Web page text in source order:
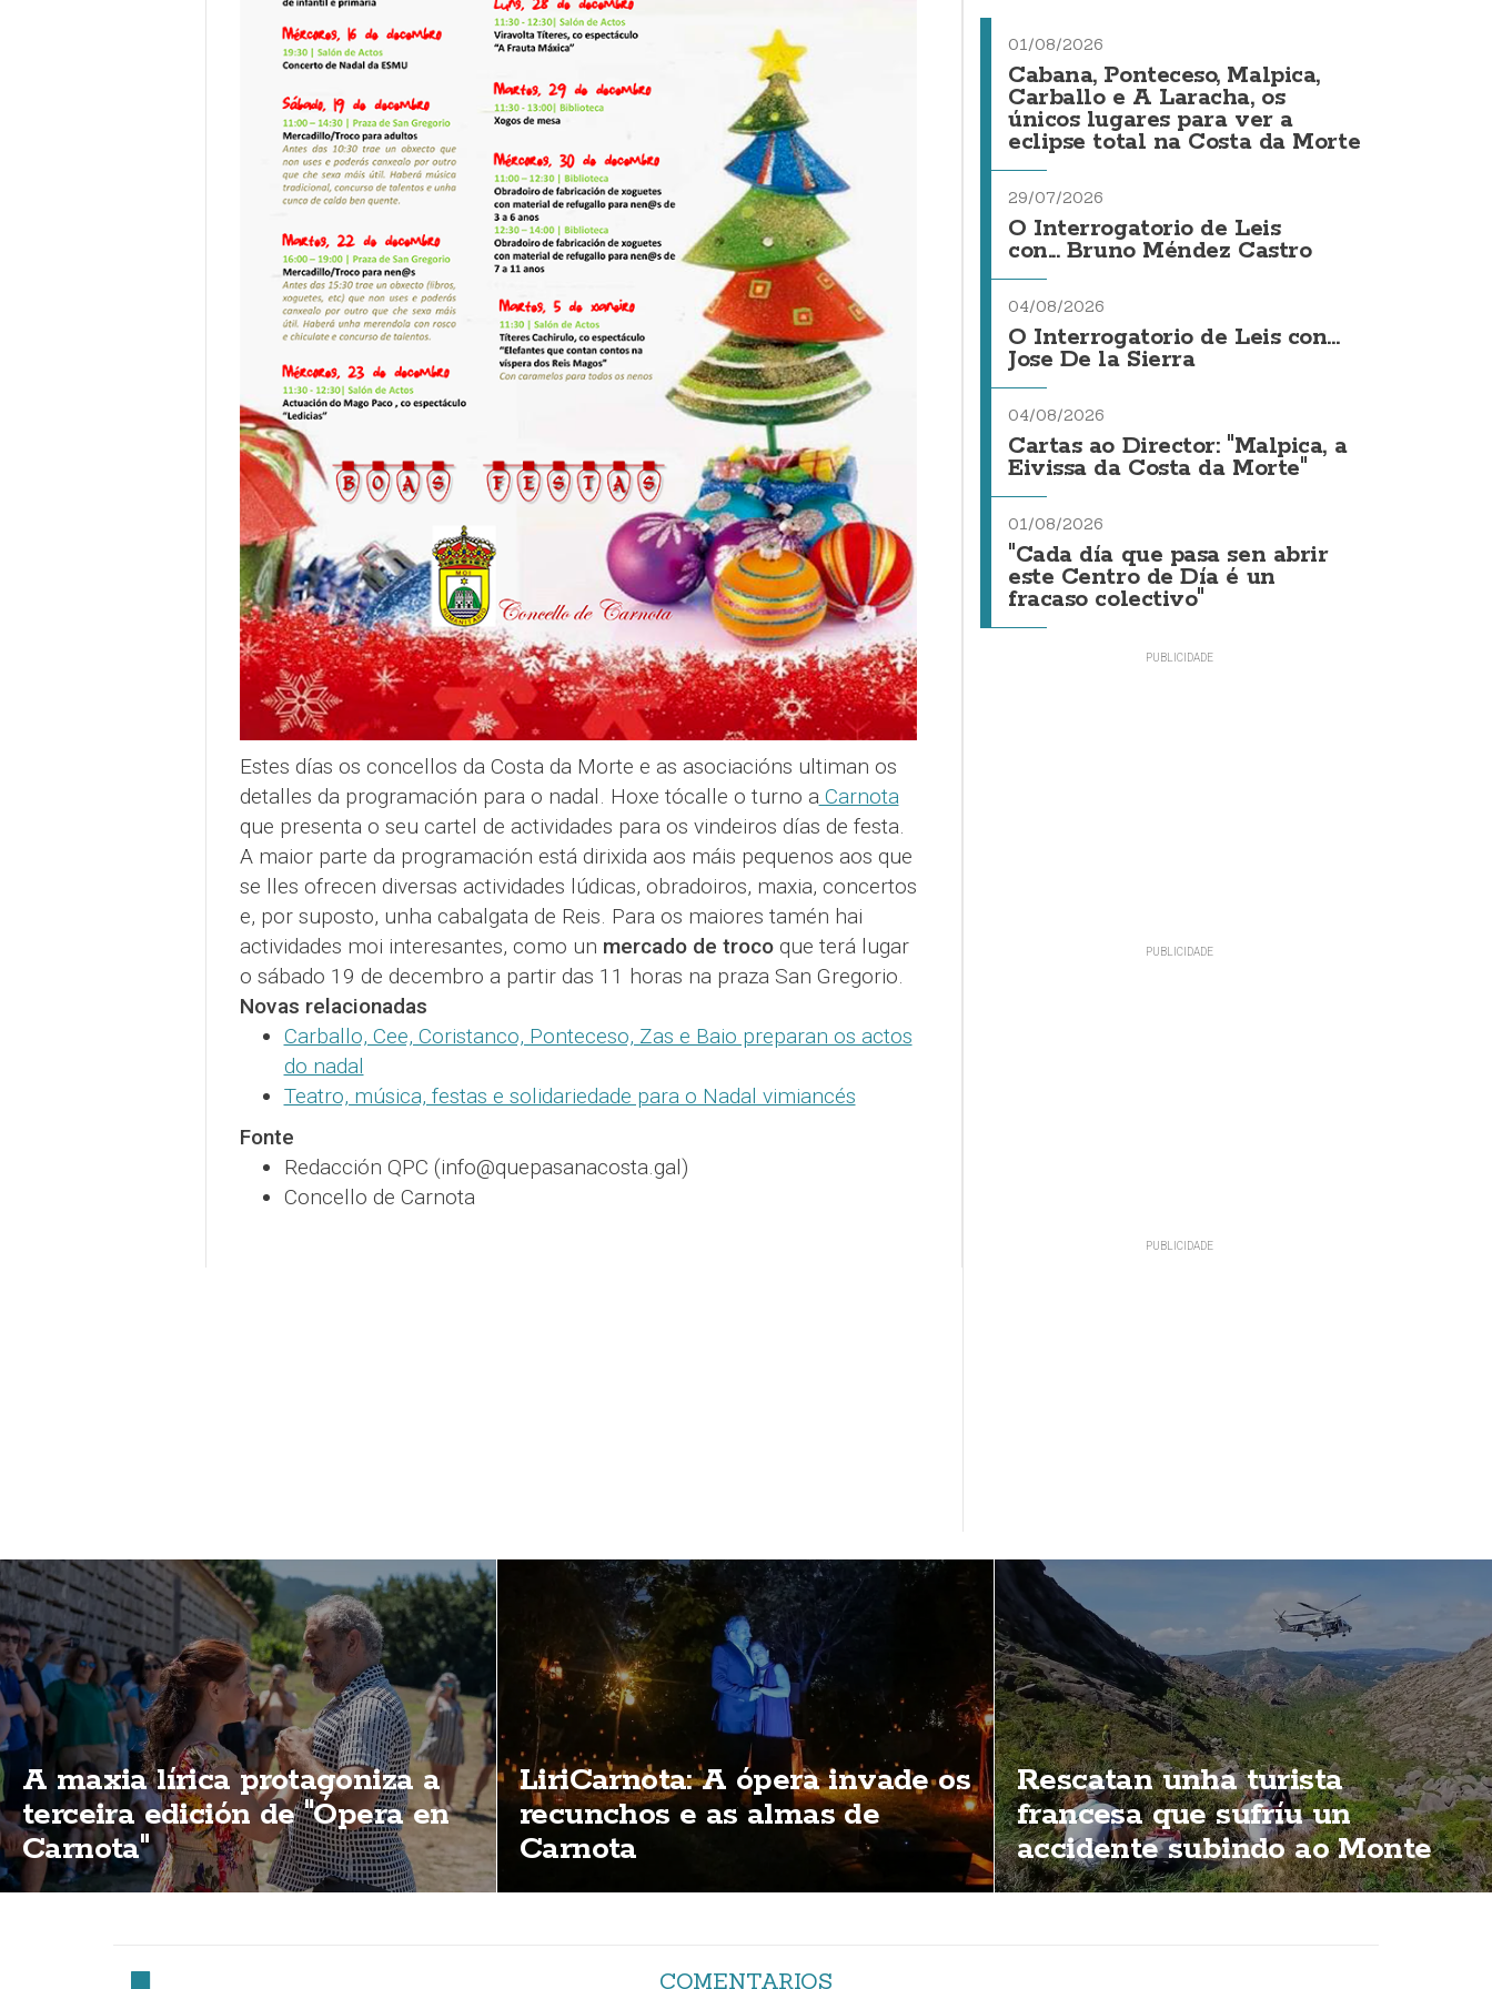
Estes días os concellos da Costa da Morte e as asociacións ultiman os
detalles da programación para o nadal. Hoxe tócalle o turno aCarnota
que presenta o seu cartel de actividades para os vindeiros días de festa.
A maior parte da programación está dirixida aos máis pequenos aos que
se lles ofrecen diversas actividades lúdicas, obradoiros, maxia, concertos
e, por suposto, unha cabalgata de Reis. Para os maiores tamén hai
actividades moi interesantes, como un mercado de trocoque terá lugar
o sábado 19 de decembro a partir das 11 horas na praza San Gregorio.
Novas relacionadas
Carballo, Cee, Coristanco, Ponteceso, Zas e Baio preparan os actos
do nadal
Teatro, música, festas e solidariedade para o Nadal vimiancés
Fonte
Redacción QPC (info@quepasanacosta.gal)
Concello de Carnota
01/08/2026
Cabana, Ponteceso, Malpica,
Carballo e A Laracha, os
únicos lugares para ver a
eclipse total na Costa da Morte
29/07/2026
O Interrogatorio de Leis
con... Bruno Méndez Castro
04/08/2026
O Interrogatorio de Leis con...
Jose De la Sierra
04/08/2026
Cartas ao Director: "Malpica, a
Eivissa da Costa da Morte"
01/08/2026
"Cada día que pasa sen abrir
este Centro de Día é un
fracaso colectivo"
A maxia lírica protagoniza a
terceira edición de "Ópera en
Carnota"
LiriCarnota: A ópera invade os
recunchos e as almas de
Carnota
Rescatan unha turista
francesa que sufríu un
accidente subindo ao Monte
Pindo
COMENTARIOS